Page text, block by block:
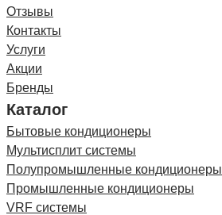
Отзывы
Контакты
Услуги
Акции
Бренды
Каталог
Бытовые кондиционеры
Мультисплит системы
Полупромышленные кондиционеры
Промышленные кондиционеры
VRF системы